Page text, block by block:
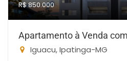
R$ 850.000
Apartamento à Venda
Iguacu, Ipatinga-MG